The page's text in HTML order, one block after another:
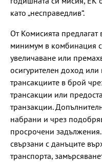
като „несправедлив“.
От Комисията
минимум в комбинация с
увеличаване или
осигурителен доход или
трансакциите в брой
трансакции или
транзакции.
набрани и чрез
просрочени
свързани с данъците
транспорта,